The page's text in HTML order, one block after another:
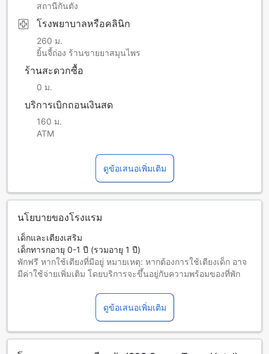
สถานีกันตัง
โรงพยาบาลหรือคลินิก
260 ม.
ยิ้นจี้ถ่อง ร้านขายยาสมุนไพร
ร้านสะดวกซื้อ
0 ม.
บริการเบิกถอนเงินสด
160 ม.
ATM
ดูข้อเสนอเพิ่มเติม
นโยบายของโรงแรม
เด็กและเตียงเสริม
เด็กทารกอายุ 0-1 ปี (รวมอายุ 1 ปี)
พักฟรี หากใช้เตียงที่มีอยู่ หมายเหตุ: หากต้องการใช้เตียงเด็ก อาจ
มีค่าใช้จ่ายเพิ่มเติม โดยบริการจะขึ้นอยู่กับความพร้อมของที่พัก
ผู้เข้าพักอายุ 6 ปีขึ้นไปถือเป็นผู้ใหญ่
บริการเตียงเสริมขึ้นอยู่กับประเภทห้องที่เลือก กรุณาตรวจสอบ
จำนวนผู้เข้าพักที่กำหนดในแต่ละห้องสำหรับข้อมูลเพิ่มเติม
ดูข้อเสนอเพิ่มเติม